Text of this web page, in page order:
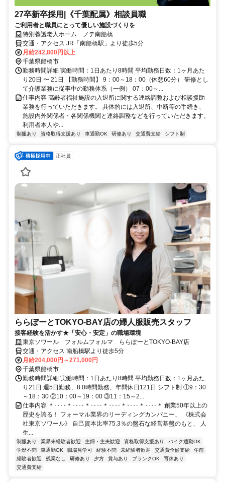
27卒新卒採用|《千葉配属》相談員職
ご利用者と職員にとって優しい施設づくりを
特別養護老人ホーム ノテ南船橋
交通・アクセス JR「南船橋駅」より徒歩5分
月給242,800円以上
千葉県船橋市
勤務時間詳細 実働時間：1日あたり8時間 平均勤務日数：1ヶ月あた
り20日 〜 21日 【勤務時間】 9：00～18：00（休憩60分） 研修とし
て介護業務に従事中の勤務体系（一例） 07：00～...
仕事内容 高齢者福祉施設の入退所に関する連絡調整および相談援助
業務を行っていただきます。 具体的には入退所、中断等の手続き、
施設内外関係者・各関係機関と連絡調整などを行っていただきます。
利用者本人や...
制服あり 資格取得支援あり 車通勤OK 研修あり 交通費支給 シフト制
正社員
ららぽーとTOKYO-BAY店の婦人服販売スタッフ
接客経験を活かす★「安心・安定」の職場環境
東京ソワール フォルムフォルマ ららぽーとTOKYO-BAY店
交通・アクセス 南船橋駅より徒歩5分
月給204,000円～271,000円
千葉県船橋市
勤務時間詳細 実働時間：1日あたり8時間 平均勤務日数：1ヶ月あた
り21日 週5日勤務、8.0時間勤務、年間休日121日 シフト制 ①9：30
～18：30 ②10：00～19：00 ③11：15～2...
仕事内容 ＊‥‥＊‥‥＊‥‥＊‥‥＊‥‥＊‥‥＊ 創業50年以上の
歴史を誇る！ フォーマル業界のリーディングカンパニー、 《株式会
社東京ソワール》 自己資本比率75.3％の盤石な経営基盤のもと、 人
生...
制服あり 業界未経験者歓迎 主婦・主夫歓迎 資格取得支援あり
バイク通勤OK
学歴不問
車通勤OK 職場見学可 経験不問 未経験者歓迎 交通費全額支給
午前
経験者歓迎
残業なし 研修あり 夕方 賞与あり ブランクOK
育休あり
交通費支給